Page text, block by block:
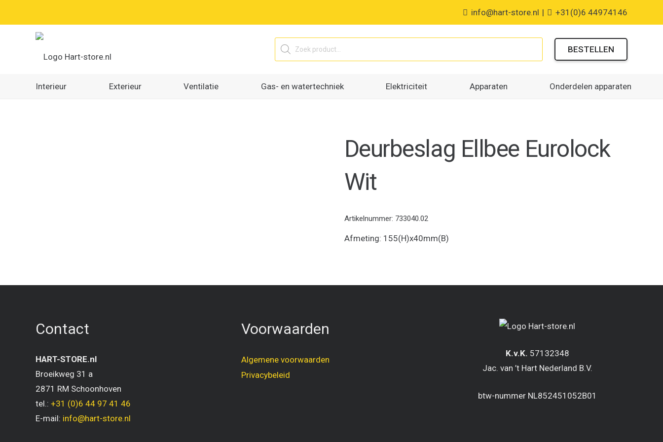
info@hart-store.nl | +31(0)6 44974146
Producten
zoeken
BESTELLEN
Interieur Exterieur Ventilatie Gas- en watertechniek Elektriciteit Apparaten Onderdelen apparaten
Deurbeslag Ellbee Eurolock
Wit
Artikelnummer: 733040.02
Afmeting: 155(H)x40mm(B)
Contact
HART-STORE.nl
Broeikweg 31 a
2871 RM Schoonhoven
tel.: +31 (0)6 44 97 41 46
E-mail: info@hart-store.nl
Voorwaarden
Algemene voorwaarden
Privacybeleid
K.v.K. 57132348
Jac. van ’t Hart Nederland B.V.
btw-nummer NL852451052B01